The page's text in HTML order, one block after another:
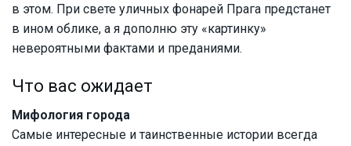
в этом. При свете уличных фонарей Прага предстанет
в ином облике, а я дополню эту «картинку»
невероятными фактами и преданиями.
Что вас ожидает
Мифология города
Самые интересные и таинственные истории всегда